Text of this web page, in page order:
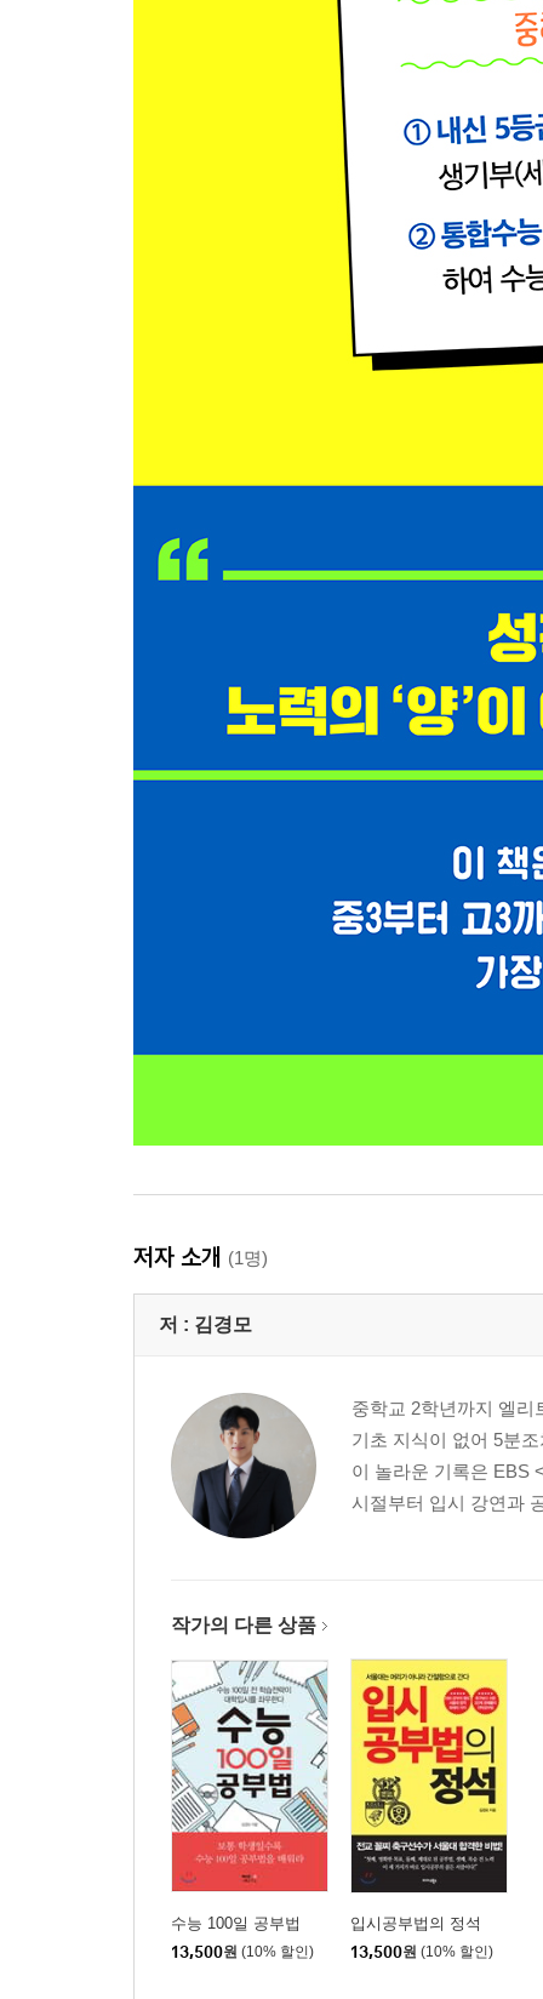
저자 소개 (1명)
저 : 김경모
중학교 2학년까지 엘
기초 지식이 없어 5분
이 놀라운 기록은 EBS
시절부터 입시 강연과
작가의 다른 상품
수능 100일 공부법
13,500원 (10% 할인)
입시공부법의 정석
13,500원 (10% 할인)